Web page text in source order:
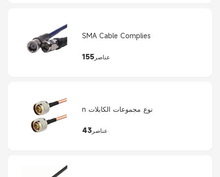
SMA Cable Complies
155 عناصر
n نوع مجموعات الكابلات
43 عناصر